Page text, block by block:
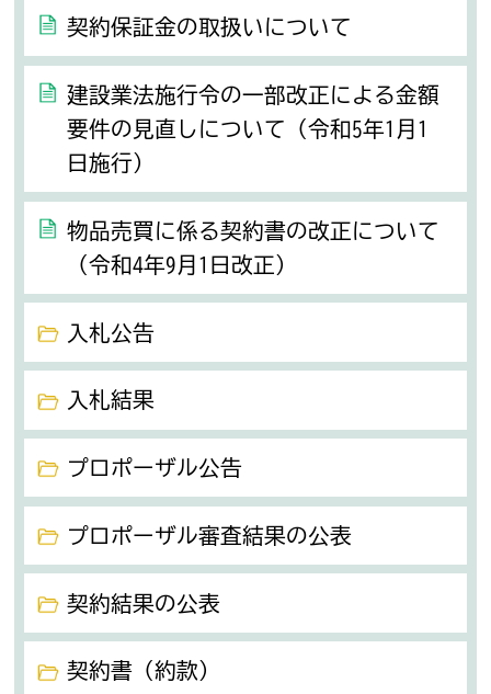
契約保証金の取扱いについて
建設業法施行令の一部改正による金額
要件の見直しについて（令和5年1月1
日施行）
物品売買に係る契約書の改正について
（令和4年9月1日改正）
入札公告
入札結果
プロポーザル公告
プロポーザル審査結果の公表
契約結果の公表
契約書（約款）